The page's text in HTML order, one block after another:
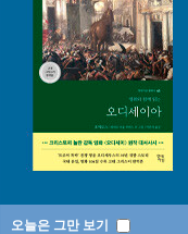
오늘은 그만 보기